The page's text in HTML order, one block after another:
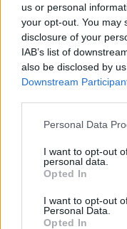
us or personal
your opt-out. You may
disclosure of your
IAB’s list of
also be disclosed by
Downstream
Please note that this
not limited to your visit
grant or deny consent
use your data for
consent section.
Personal Data
I want to opt-out
personal data.
Opted In
I want to opt-out
Personal Data.
Opted In
Kövess minket,